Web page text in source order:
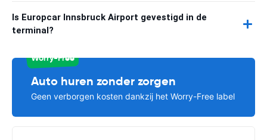
Is Europcar Innsbruck Airport gevestigd in de
terminal?
Worry-Free
Auto huren zonder zorgen
Geen verborgen kosten dankzij het Worry-Free label